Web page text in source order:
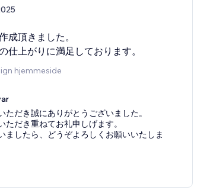
成頂きました。
仕上がりに満足しております。
hjemmeside
ただき誠にありがとうございました。
ただき重ねてお礼申しげます。
ましたら、どうぞよろしくお願いいたしま